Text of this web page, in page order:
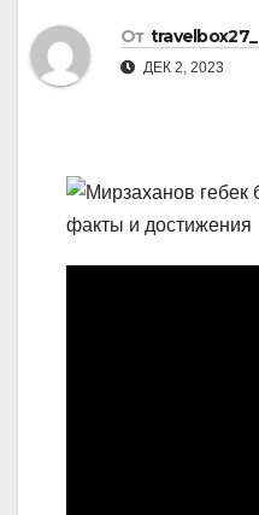
От travelbox27_
ДЕК 2, 2023